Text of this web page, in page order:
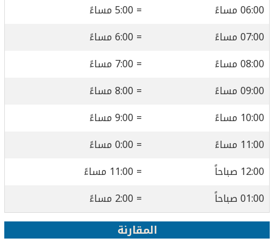
06:00 مساءً
= 5:00 مساءً
07:00 مساءً
= 6:00 مساءً
08:00 مساءً
= 7:00 مساءً
09:00 مساءً
= 8:00 مساءً
10:00 مساءً
= 9:00 مساءً
11:00 مساءً
= 0:00 مساءً
12:00 صباحاً
= 11:00 مساءً
01:00 صباحاً
= 2:00 مساءً
المقارنة